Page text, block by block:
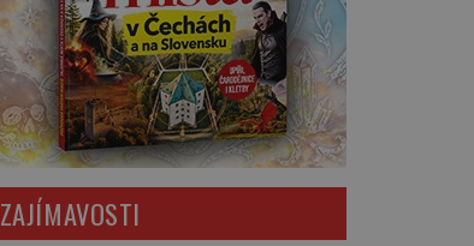
ZAJÍMAVOSTI